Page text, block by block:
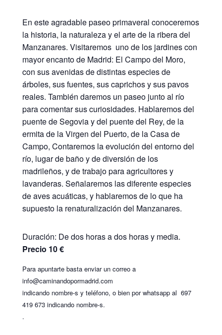
En este agradable paseo primaveral conoceremos
la historia, la naturaleza y el arte de la ribera del
Manzanares. Visitaremos uno de los jardines con
mayor encanto de Madrid: El Campo del Moro,
con sus avenidas de distintas especies de
árboles, sus fuentes, sus caprichos y sus pavos
reales. También daremos un paseo junto al río
para comentar sus curiosidades. Hablaremos del
puente de Segovia y del puente del Rey, de la
ermita de la Virgen del Puerto, de la Casa de
Campo, Contaremos la evolución del entorno del
río, lugar de baño y de diversión de los
madrileños, y de trabajo para agricultores y
lavanderas. Señalaremos las diferente especies
de aves acuáticas, y hablaremos de lo que ha
supuesto la renaturalización del Manzanares.
Duración: De dos horas a dos horas y media.
Precio 10 €
Para apuntarte basta enviar un correo a
info@caminandopormadrid.com
indicando nombre-s y teléfono, o bien por whatsapp al 697
419 673 indicando nombre-s.
.